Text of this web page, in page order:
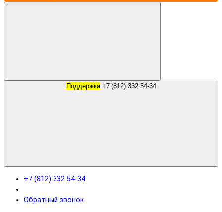
Поддержка +7 (812) 332 54-34
+7 (812) 332 54-34
Обратный звонок